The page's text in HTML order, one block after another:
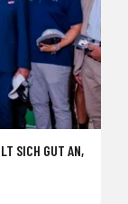
SICH GUT AN,